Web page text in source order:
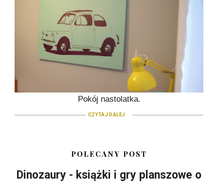
Pokój nastolatka.
CZYTAJ DALEJ
POLECANY POST
Dinozaury - książki i gry planszowe o